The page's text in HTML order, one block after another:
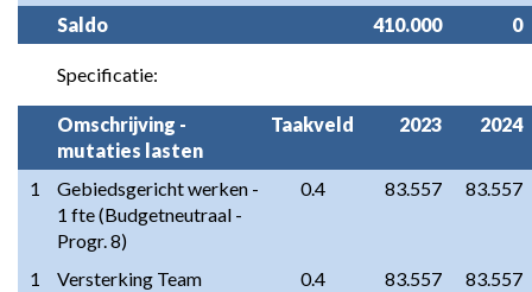
Saldo
410.000 0
Specificatie:
Omschrijving -
mutaties lasten
Taakveld 2023 2024
1
Gebiedsgericht werken -
1 fte (Budgetneutraal -
Progr. 8)
0.4 83.557 83.557
1
Versterking Team
0.4 83.557 83.557